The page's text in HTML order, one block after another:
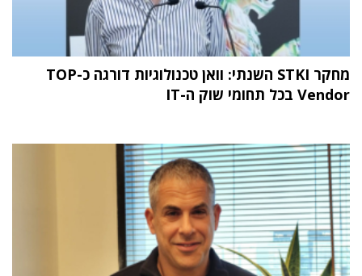
מחקר STKI השנתי: וואן טכנולוגיות דורגה כ-TOP
Vendor בכל תחומי שוק ה-IT